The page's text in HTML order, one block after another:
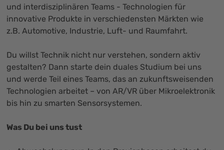
und interdisziplinären Teams - Technologien für
innovative Produkte in verschiedensten Märkten wie
z.B. Automotive, Industrie, Luft- und Raumfahrt.
Du willst Technik nicht nur verstehen, sondern aktiv
gestalten? Dann starte dein duales Studium bei uns
und werde Teil eines Teams, das an zukunftsweisenden
Technologien arbeitet – von AR/VR über Mikroelektronik
bis hin zu smarten Sensorsystemen.
Was Du bei uns tust